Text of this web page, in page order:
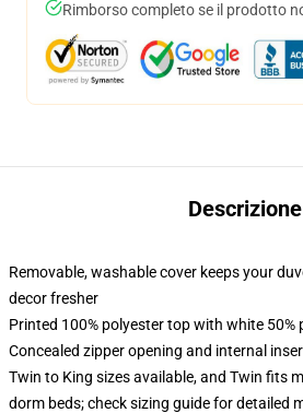
Rimborso completo se il prodotto
Descrizione
Removable, washable cover keeps your
decor fresher
Printed 100% polyester top with white
Concealed zipper opening and internal
Twin to King sizes available, and Twin fits
dorm beds; check sizing guide for detailed